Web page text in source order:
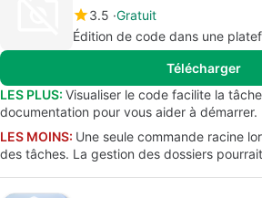
3.5 Gratuit
Édition de code dans une
Télécharger
LES PLUS: Visualiser le code facilite la
documentation pour vous aider à démarrer.
LES MOINS: Une seule commande racine
des tâches. La gestion des dossiers